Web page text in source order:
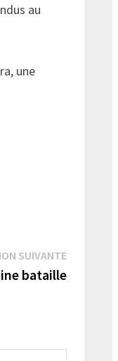
au
une
SUIVANTEPublication
suivante :
bataille